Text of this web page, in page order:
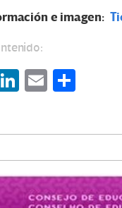
e imagen:
Li
n
E
ar
tir